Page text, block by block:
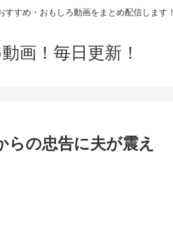
すめ・おもしろ動画をまとめ配信します！
画！毎日更新！
の忠告に夫が震え